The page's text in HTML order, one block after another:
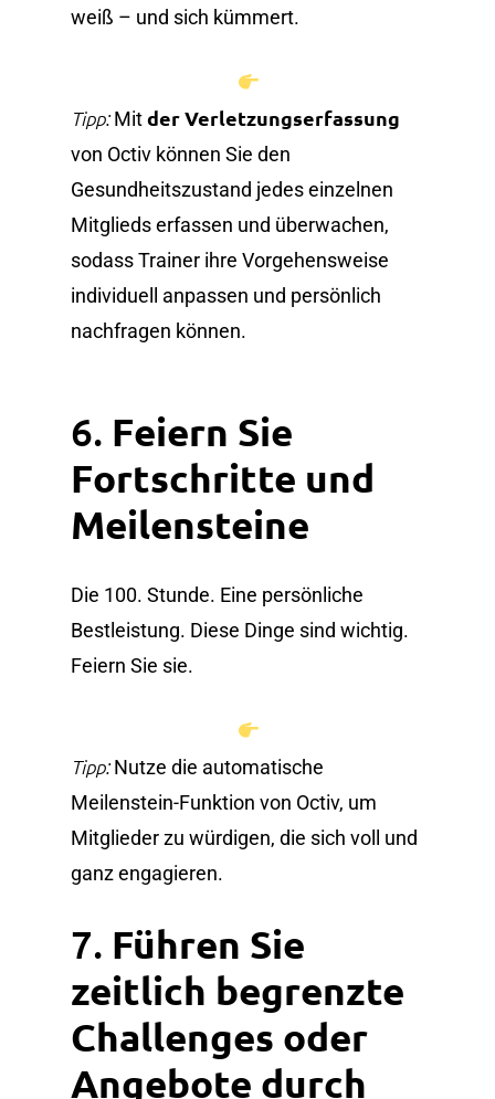
weiß – und sich kümmert.
Tipp:Mitder Verletzungserfassung
von Octiv können Sie den
Gesundheitszustand jedes einzelnen
Mitglieds erfassen und überwachen,
sodass Trainer ihre Vorgehensweise
individuell anpassen und persönlich
nachfragen können.
6. Feiern Sie
Fortschritte und
Meilensteine
Die 100. Stunde. Eine persönliche
Bestleistung. Diese Dinge sind wichtig.
Feiern Sie sie.
Tipp:Nutze die automatische
Meilenstein-Funktion von Octiv, um
Mitglieder zu würdigen, die sich voll und
ganz engagieren.
7. Führen Sie
zeitlich begrenzte
Challenges oder
Angebote durch